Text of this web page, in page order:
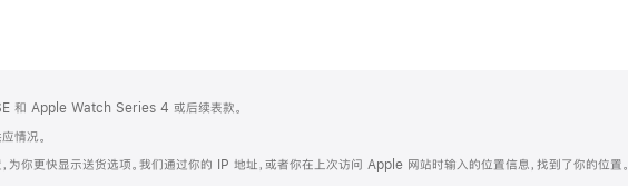
和 Apple Watch Series 4 或后续表款。
情况。
为你更快显示送货选项。我们通过你的 IP 地址，或者你在上次访问 Apple 网站时输入的位置信息，找到了你的位置。